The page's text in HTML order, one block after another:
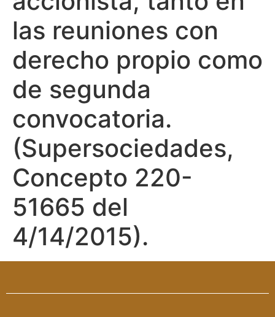
las reuniones con
derecho propio como
de segunda
convocatoria.
(Supersociedades,
Concepto 220-
51665 del
4/14/2015).